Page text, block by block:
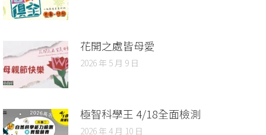
花開之處皆母愛
2026 年 5 月 9 日
極智科學王 4/18全面檢測
2026 年 4 月 10 日